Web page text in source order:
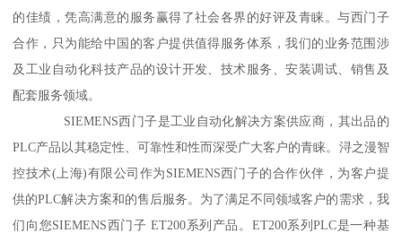
的佳绩，凭高满意的服务赢得了社会各界的好评及青睐。与西门子
合作，只为能给中国的客户提供值得服务体系，我们的业务范围涉
及工业自动化科技产品的设计开发、技术服务、安装调试、销售及
配套服务领域。
SIEMENS西门子是工业自动化解决方案供应商，其出品的
PLC产品以其稳定性、可靠性和性而深受广大客户的青睐。浔之漫智
控技术(上海)有限公司作为SIEMENS西门子的合作伙伴，为客户提
供的PLC解决方案和的售后服务。为了满足不同领域客户的需求，我
们向您SIEMENS西门子 ET200系列产品。ET200系列PLC是一种基